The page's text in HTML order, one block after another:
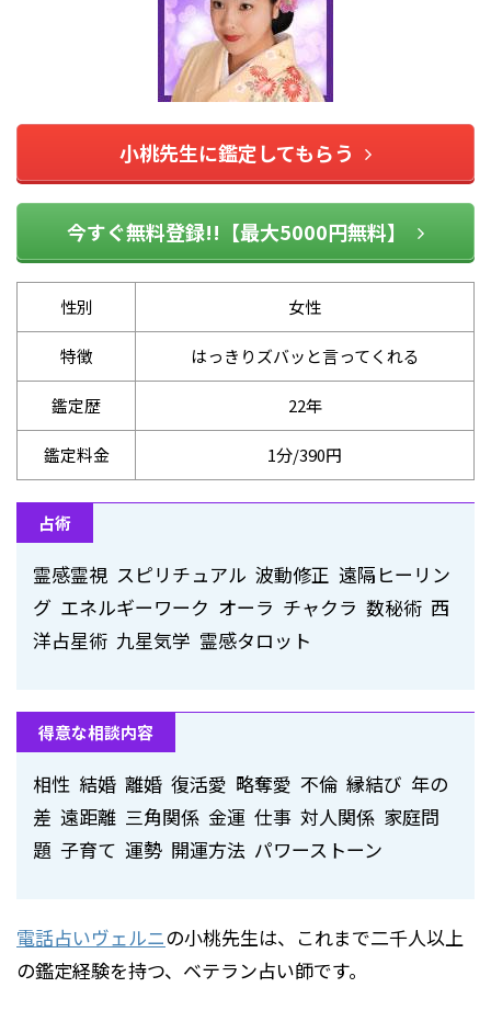
小桃先生に鑑定してもらう
今すぐ無料登録!!【最大5000円無料】
性別 女性
特徴 はっきりズバッと言ってくれる
鑑定歴 22年
鑑定料金 1分/390円
占術
霊感霊視 スピリチュアル 波動修正 遠隔ヒーリン
グ エネルギーワーク オーラ チャクラ 数秘術 西
洋占星術 九星気学 霊感タロット
得意な相談内容
相性 結婚 離婚 復活愛 略奪愛 不倫 縁結び 年の
差 遠距離 三角関係 金運 仕事 対人関係 家庭問
題 子育て 運勢 開運方法 パワーストーン
電話占いヴェルニの小桃先生は、これまで二千人以上
の鑑定経験を持つ、ベテラン占い師です。